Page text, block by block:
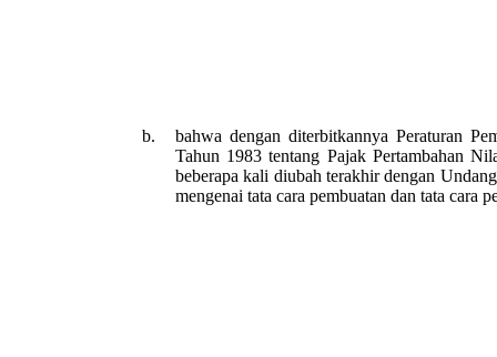
b.
bahwa dengan diterbitkannya Peraturan
Tahun 1983 tentang Pajak Pertambahan
beberapa kali diubah terakhir dengan
mengenai tata cara pembuatan dan tata cara